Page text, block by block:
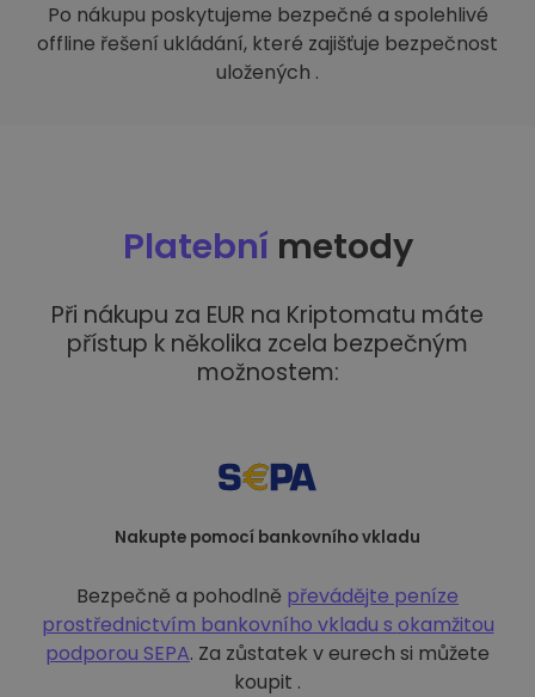
Po nákupu poskytujeme bezpečné a spolehlivé
offline řešení ukládání, které zajišťuje bezpečnost
uložených .
Platební metody
Při nákupu za EUR na Kriptomatu máte
přístup k několika zcela bezpečným
možnostem:
Nakupte pomocí bankovního vkladu
Bezpečně a pohodlně převádějte peníze
prostřednictvím bankovního vkladu s okamžitou
podporou SEPA. Za zůstatek v eurech si můžete
koupit .